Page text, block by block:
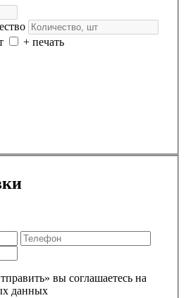
+ печать
вы соглашаетесь на
данных